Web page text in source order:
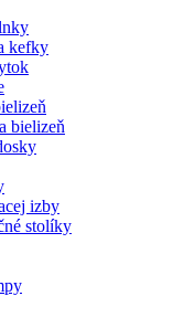
kefky
bielizeň
izby
stolíky